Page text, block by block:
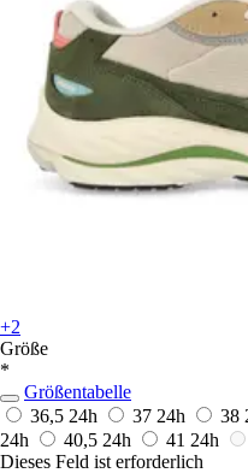
+2
Größe
*
Größentabelle
36,5 24h 37 24h 38
24h
40,5 24h 41 24h
Dieses Feld ist erforderlich